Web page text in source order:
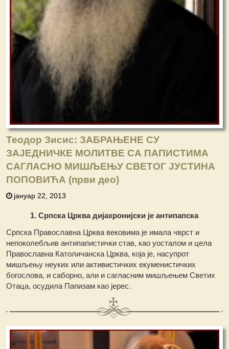
Теодор Зисис: ЗАБРАЊЕНЕ СУ
ЗАЈЕДНИЧКЕ МОЛИТВЕ СА ПАПИСТИМА
САГЛАСНО МИШЉЕЊУ СВЕТОГ ЈУСТИНА
ПОПОВИЋА (први део)
јануар 22, 2013
1. Српска Црква дијахронијски је антипапска
Српска Православна Црква вековима је имала чврст и
непоколебљив антипапистички став, као уосталом и цела
Православна Католичанска Црква, која је, насупрот
мишљењу неуких или активистичких екуменистичких
богослова, и саборно, али и сагласним мишљењем Светих
Отаца, осудила Папизам као јерес.